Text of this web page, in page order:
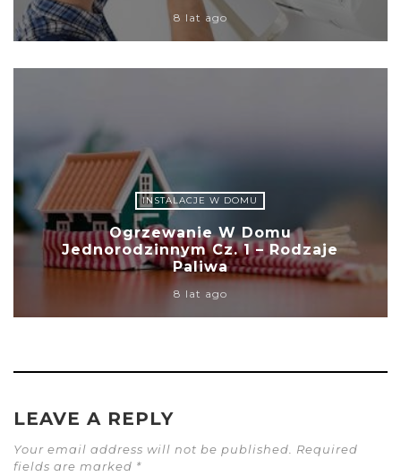
8 lat ago
INSTALACJE W DOMU
Ogrzewanie W Domu
Jednorodzinnym Cz. 1 – Rodzaje
Paliwa
8 lat ago
LEAVE A REPLY
Your email address will not be published. Required
fields are marked *